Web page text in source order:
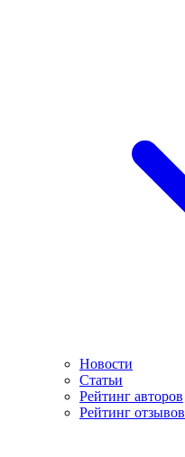
Новости
Статьи
Рейтинг авторов
Рейтинг отзывов